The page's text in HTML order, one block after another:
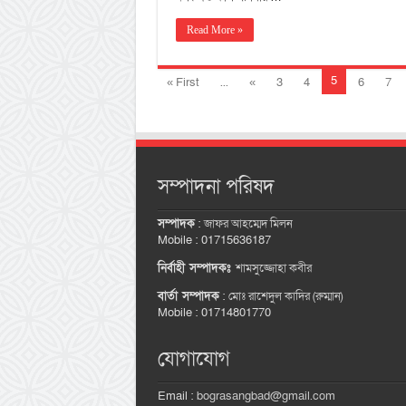
Read More »
« First ... « 3 4 5 6 7
সম্পাদনা পরিষদ
সম্পাদক:জাফর আহম্মেদ মিলন
Mobile : 01715636187
নির্বাহী সম্পাদকঃশামসুজ্জোহা কবীর
বার্তা সম্পাদক: মোঃ রাশেদুল কাদির (রুম্মান)
Mobile : 01714801770
যোগাযোগ
Email : bograsangbad@gmail.com